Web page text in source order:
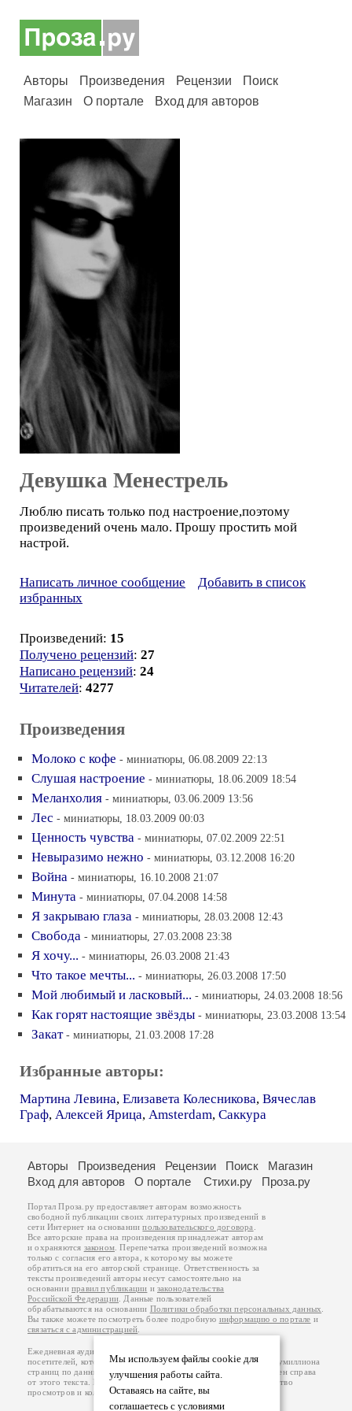
Авторы Произведения Рецензии
Поиск
Магазин
О портале Вход для авторов
Девушка Менестрель
Люблю писать только под настроение,поэтому
произведений очень мало. Прошу простить мой
настрой.
Написать личное сообщение
Добавить в список
избранных
Произведений: 15
Получено рецензий: 27
Написано рецензий: 24
Читателей: 4277
Произведения
Молоко с кофе - миниатюры, 06.08.2009 22:13
Слушая настроение - миниатюры, 18.06.2009 18:54
Меланхолия - миниатюры, 03.06.2009 13:56
Лес - миниатюры, 18.03.2009 00:03
Ценность чувства - миниатюры, 07.02.2009 22:51
Невыразимо нежно - миниатюры, 03.12.2008 16:20
Война - миниатюры, 16.10.2008 21:07
Минута - миниатюры, 07.04.2008 14:58
Я закрываю глаза - миниатюры, 28.03.2008 12:43
Свобода - миниатюры, 27.03.2008 23:38
Я хочу... - миниатюры, 26.03.2008 21:43
Что такое мечты... - миниатюры, 26.03.2008 17:50
Мой любимый и ласковый... - миниатюры, 24.03.2008 18:56
Как горят настоящие звёзды - миниатюры, 23.03.2008 13:54
Закат - миниатюры, 21.03.2008 17:28
Избранные авторы:
Мартина Левина, Елизавета Колесникова, Вячеслав
Граф, Алексей Ярица, Amsterdam, Саккура
Мы используем файлы cookie для
улучшения работы сайта.
Оставаясь на сайте, вы
соглашаетесь с условиями
Авторы Произведения Рецензии Поиск
Магазин
Вход для авторов
О портале Стихи.ру Проза.ру
Портал Проза.ру предоставляет авторам возможность
свободной публикации своих литературных произведений в
сети Интернет на основаниипользовательского договора
Все авторские права на произведения принадлежат авторам
и охраняются законом . Перепечатка произведений возможна
только с согласия его автора, к которому вы можете
обратиться на его авторской странице. Ответственность за
тексты произведений авторы несут самостоятельно на
основанииправил публикации изаконодательства
Российской Федерации . Данные пользователей
обрабатываются на основании Политики обработки персональных данных
Вы также можете посмотреть более подробную информацию о портале и
связаться с администрацией
Ежедневная аудитория портала Проза.ру – порядка 100 тысяч
посетителей, которые в общей сумме просматривают более полумиллиона
страниц по данным счетчика посещаемости, который расположен справа
от этого текста. В каждой графе указано по две цифры: количество
просмотров и количество посетителей.